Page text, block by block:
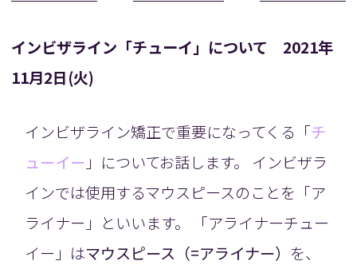
インビザライン「チューイ」について 2021年
11月2日(火)
インビザライン矯正で重要になってくる「チ
ューイー 」についてお話します。 インビザラ
インでは使用するマウスピースのことを「ア
ライナー」といいます。 「アライナーチュー
イー」はマウスピース（=アライナー） を、